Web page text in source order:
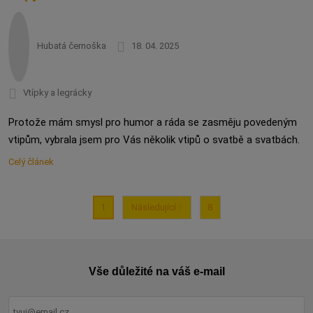
Hubatá černoška 18. 04. 2025
Vtípky a legrácky
Protože mám smysl pro humor a ráda se zasměju povedeným
vtipům, vybrala jsem pro Vás několik vtipů o svatbě a svatbách.
Celý článek
1 Následující 8
Vše důležité na váš e-mail